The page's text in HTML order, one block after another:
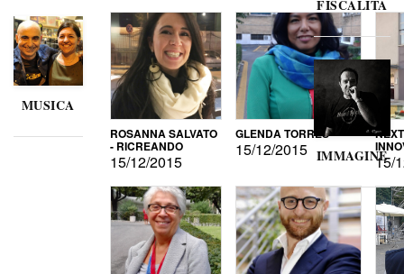
MUSICA
ROSANNA SALVATO
- RICREANDO
15/12/2015
GLENDA TORRES
15/12/2015
15/
FISCALITA
IMMAGINE